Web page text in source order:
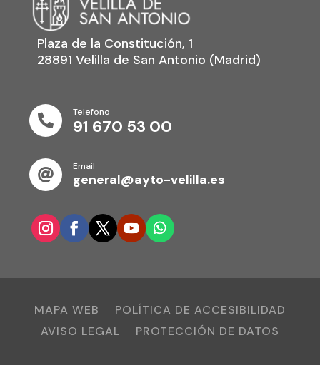
Plaza de la Constitución, 1
28891 Velilla de San Antonio (Madrid)

Telefono
91 670 53 00

Email
general@ayto-velilla.es
MAPA WEB
POLÍTICA DE ACCESIBILIDAD
AVISO LEGAL
PROTECCIÓN DE DATOS